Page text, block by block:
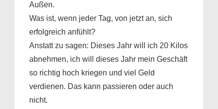
Außen.
Was ist, wenn jeder Tag, von jetzt an, sich
erfolgreich anfühlt?
Anstatt zu sagen: Dieses Jahr will ich 20 Kilos
abnehmen, ich will dieses Jahr mein Geschäft
so richtig hoch kriegen und viel Geld
verdienen. Das kann passieren oder auch
nicht.